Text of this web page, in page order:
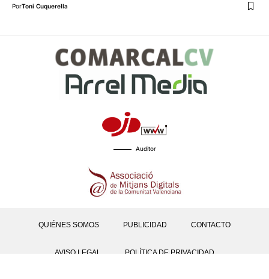
PorToni Cuquerella
Auditor
QUIÉNES SOMOS PUBLICIDAD CONTACTO
AVISO LEGAL POLÍTICA DE PRIVACIDAD